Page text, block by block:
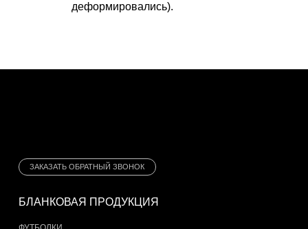
деформировались).
БЛАНКОВАЯ ПРОДУКЦИЯ
ЗАКАЗАТЬ ОБРАТНЫЙ ЗВОНОК